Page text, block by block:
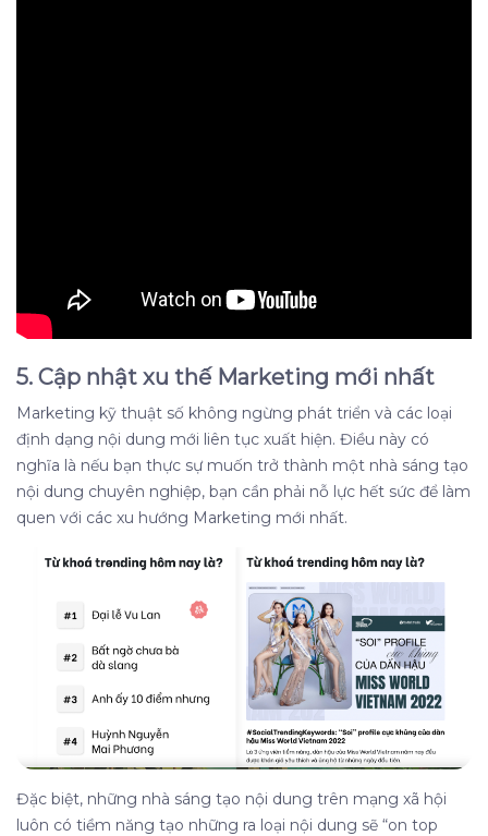
5. Cập nhật xu thế Marketing mới nhất
Marketing kỹ thuật số không ngừng phát triển và các loại
định dạng nội dung mới liên tục xuất hiện. Điều này có
nghĩa là nếu bạn thực sự muốn trở thành một nhà sáng tạo
nội dung chuyên nghiệp, bạn cần phải nỗ lực hết sức để làm
quen với các xu hướng Marketing mới nhất.
Đặc biệt, những nhà sáng tạo nội dung trên mạng xã hội
luôn có tiềm năng tạo những ra loại nội dung sẽ “on top